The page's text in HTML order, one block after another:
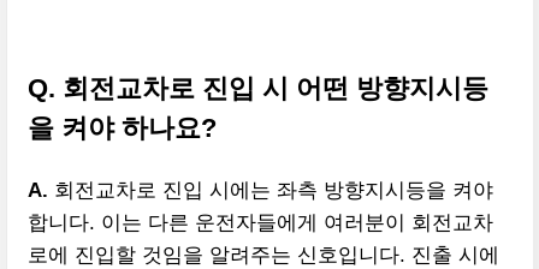
Q. 회전교차로 진입 시 어떤 방향지시등
을 켜야 하나요?
A. 회전교차로 진입 시에는 좌측 방향지시등을 켜야
합니다. 이는 다른 운전자들에게 여러분이 회전교차
로에 진입할 것임을 알려주는 신호입니다. 진출 시에